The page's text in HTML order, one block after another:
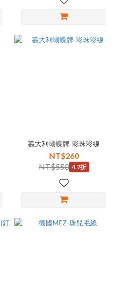
義大利蝴蝶牌-彩珠彩線
NT$260
NT$550 4.7折